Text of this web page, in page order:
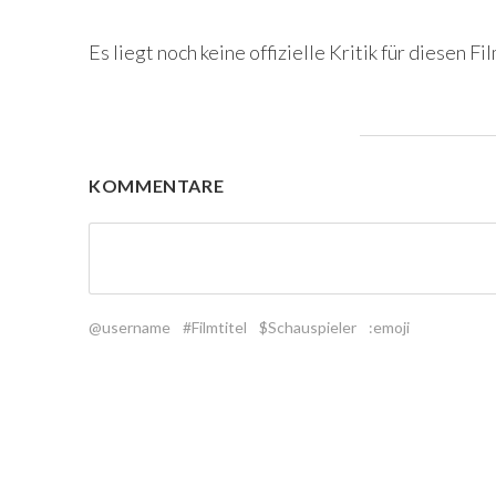
Es liegt noch keine offizielle Kritik für diesen
KOMMENTARE
@username #Filmtitel $Schauspieler :emoji